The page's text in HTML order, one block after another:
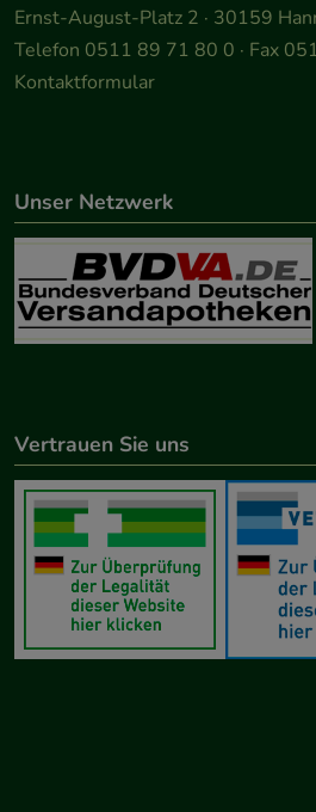
Ernst-August-Platz 2 · 30159
Telefon 0511 89 71 80 0 · Fax
Kontaktformular
Unser Netzwerk
Vertrauen Sie uns